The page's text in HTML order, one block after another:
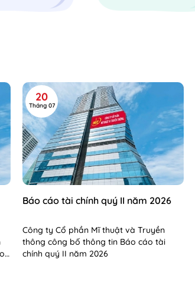
20
Tháng 07
Báo cáo tài chính quý II năm 2026
Công ty Cổ phần Mĩ thuật và Truyền
thông công bố thông tin Báo cáo tài
chính quý II năm 2026